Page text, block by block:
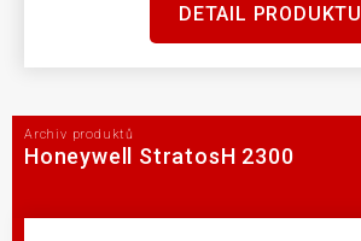
DETAIL PRODUKTU
Archiv produktů
Honeywell StratosH 2300